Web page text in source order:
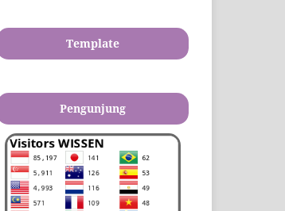
Template
Pengunjung